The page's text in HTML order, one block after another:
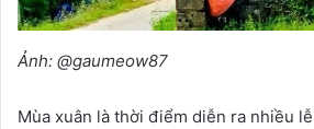
Ảnh: @gaumeow87
Mùa xuân là thời điểm diễn ra nhiều